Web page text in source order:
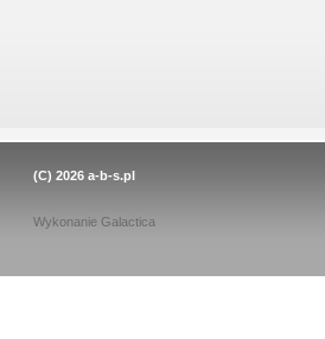
(C) 2026 a-b-s.pl
Wykonanie Galactica